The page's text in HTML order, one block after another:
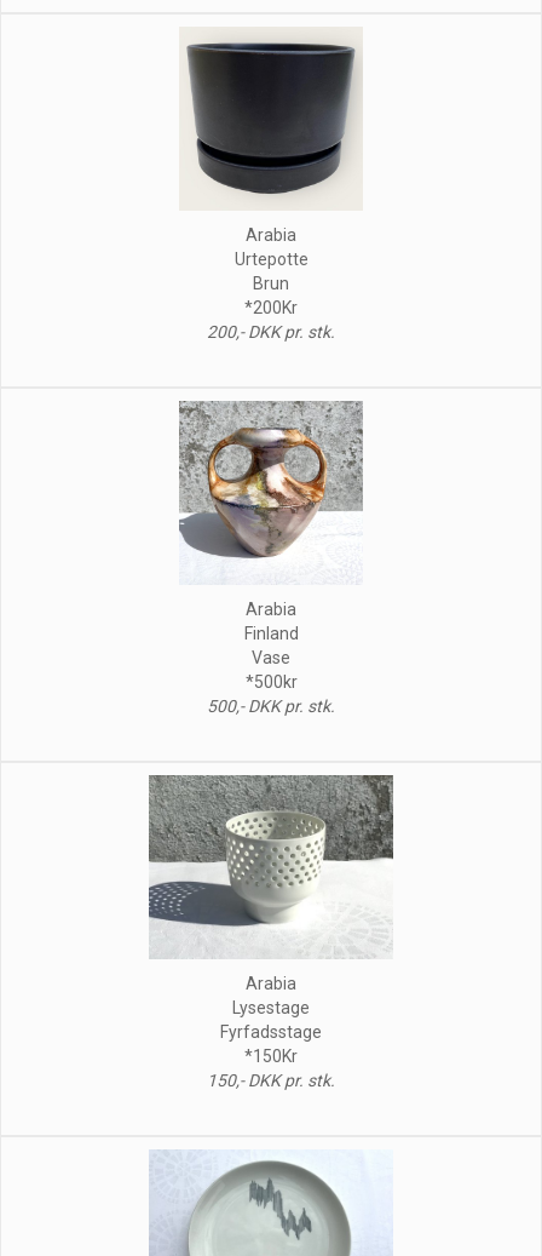
Arabia
Urtepotte
Brun
*200Kr
200,- DKK pr. stk.
Arabia
Finland
Vase
*500kr
500,- DKK pr. stk.
Arabia
Lysestage
Fyrfadsstage
*150Kr
150,- DKK pr. stk.